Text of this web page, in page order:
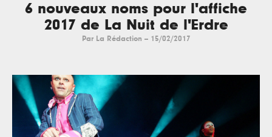
6 nouveaux noms pour l'affiche
2017 de La Nuit de l'Erdre
Par La Rédaction -- 15/02/2017